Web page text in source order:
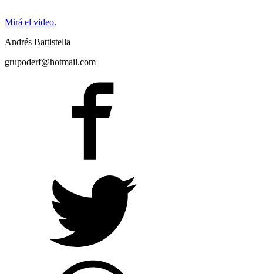
Mirá el video.
Andrés Battistella
grupoderf@hotmail.com